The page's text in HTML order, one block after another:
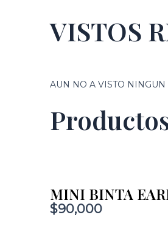
VISTOS
AUN NO A VISTO NINGUN
MINI BINTA
$90,000